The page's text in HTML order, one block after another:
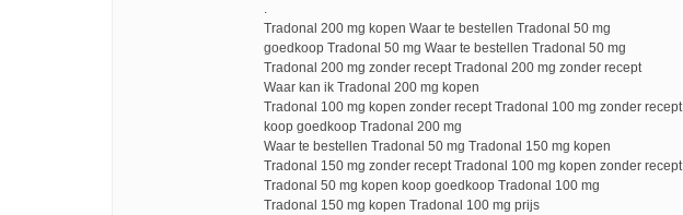
.
Tradonal 200 mg kopen Waar te bestellen Tradonal 50 mg
goedkoop Tradonal 50 mg Waar te bestellen Tradonal 50 mg
Tradonal 200 mg zonder recept Tradonal 200 mg zonder recept
Waar kan ik Tradonal 200 mg kopen
Tradonal 100 mg kopen zonder recept Tradonal 100 mg zonder recept
koop goedkoop Tradonal 200 mg
Waar te bestellen Tradonal 50 mg Tradonal 150 mg kopen
Tradonal 150 mg zonder recept Tradonal 100 mg kopen zonder recept
Tradonal 50 mg kopen koop goedkoop Tradonal 100 mg
Tradonal 150 mg kopen Tradonal 100 mg prijs